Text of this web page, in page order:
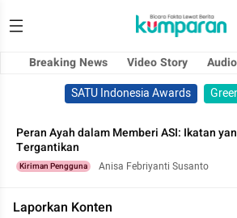
Breaking News Video Story
SATU Indonesia Awards
Peran Ayah dalam Memberi ASI: Ikatan
Tergantikan
Kiriman Pengguna Anisa Febriyanti Susanto
Laporkan Konten